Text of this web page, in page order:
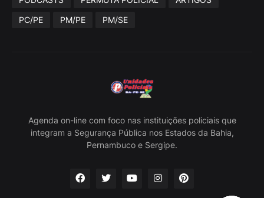
PC/PE
PM/PE PM/SE
Agenda on-line com foco nas instituições policiais que
integram a Segurança Pública nos Estados da Bahia,
Pernambuco e Sergipe.